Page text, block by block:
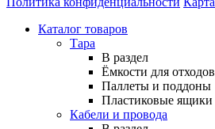
Каталог товаров
Тара
В раздел
Ёмкости для отходов
Паллеты и поддоны
Пластиковые ящики
Кабели и провода